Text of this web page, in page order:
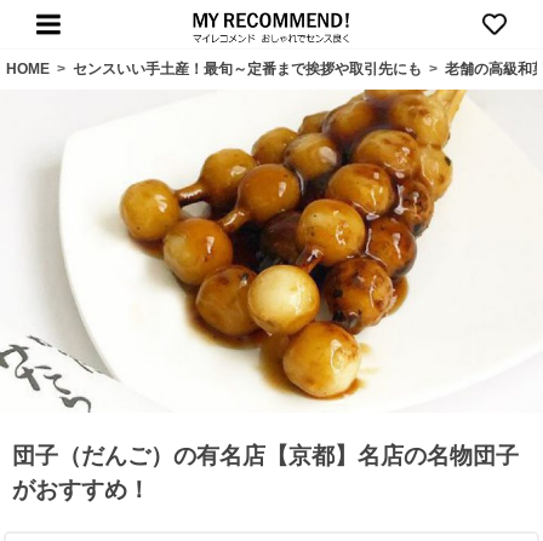
HOME > センスいい手土産！最旬～定番まで挨拶や取引先にも > 老舗の高級和
団子（だんご）の有名店【京都】名店の名物団子
がおすすめ！